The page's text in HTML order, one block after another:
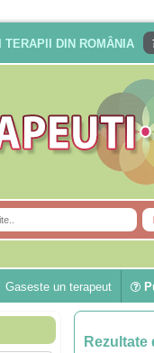
TERAPII DIN ROMÂNIA
Gaseste un terapeut
Rezultate